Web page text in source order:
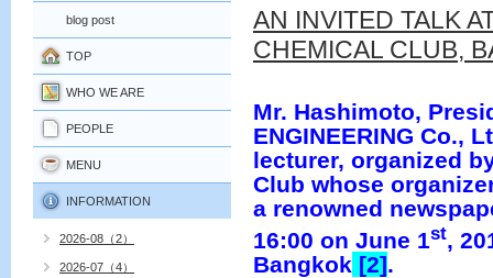
AN INVITED TALK
CHEMICAL CLUB,
Mr. Hashimoto,
ENGINEERING Co.,
lecturer, organized
Club whose
a renowned
16:00 on June 1st,
Bangkok [2].
blog post
TOP
WHO WE ARE
PEOPLE
MENU
INFORMATION
2026-08（2）
2026-07（4）